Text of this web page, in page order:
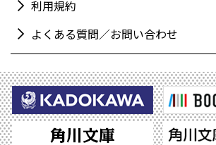
利用規約
よくある質問／お問い合わせ